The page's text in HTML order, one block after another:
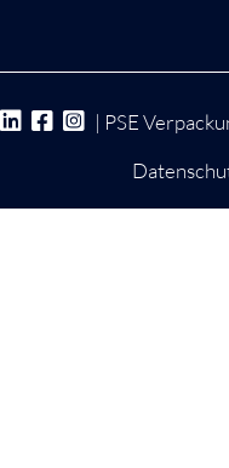
| PSE